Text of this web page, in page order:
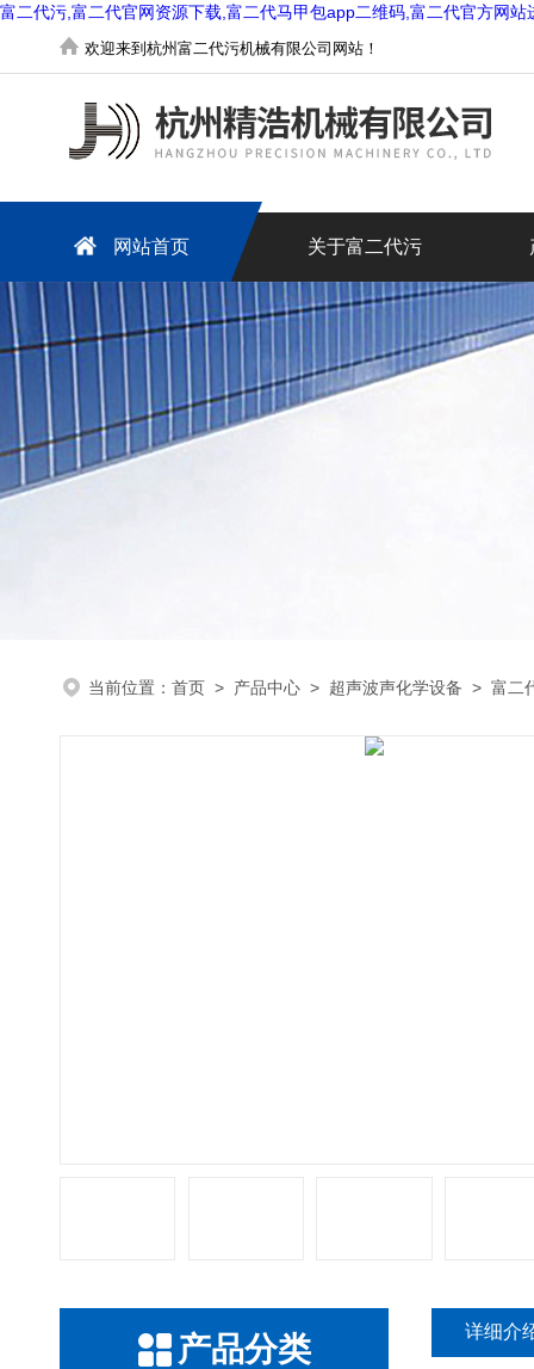
富二代污,富二代官网资源下载,富二代马甲包app二维码,富二代官方网站
欢迎来到杭州富二代污机械有限公司网站！
网站首页 关于富二代污
当前位置： 首页 > 产品中心 > 超声波声化学设备 > 富二
产品分类 详细介